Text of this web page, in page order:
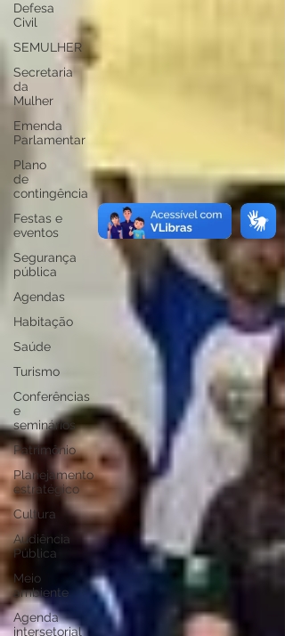
Defesa
Civil
SEMULHER
Secretaria
da
Mulher
Emenda
Parlamentar
Plano
de
contingência
Festas e
eventos
Segurança
pública
Agendas
Habitação
Saúde
Turismo
Conferências
e
seminários
Patrimônio
Planejamento
estratégico
Cultura
Audiência
Pública
Meio
ambiente
Agenda
intersetorial